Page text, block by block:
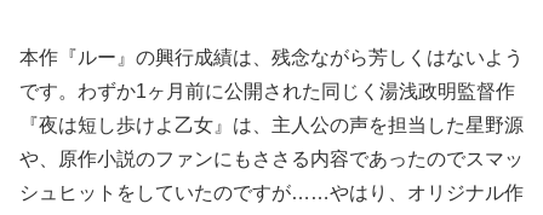
本作『ルー』の興行成績は、残念ながら芳しくはないよう
です。わずか1ヶ月前に公開された同じく湯浅政明監督作
『夜は短し歩けよ乙女』は、主人公の声を担当した星野源
や、原作小説のファンにもささる内容であったのでスマッ
シュヒットをしていたのですが……やはり、オリジナル作